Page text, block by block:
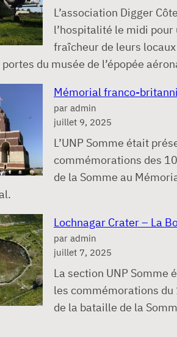
L’association Digger
l’hospitalité le midi pour
fraîcheur de leurs
du musée de l’épopée
Mémorial franco-
par admin
juillet 9, 2025
L’UNP Somme était
commémorations des
de la Somme au
Lochnagar Crater – La
par admin
juillet 7, 2025
La section UNP Somme
les commémorations
de la bataille de la